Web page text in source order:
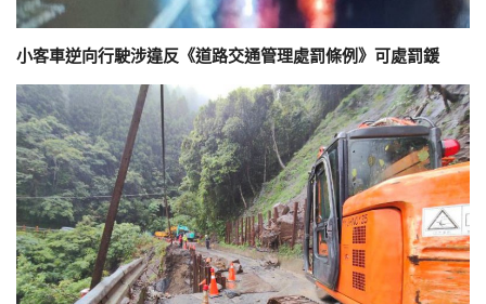
小客車逆向行駛涉違反《道路交通管理處罰條例》可處罰鍰